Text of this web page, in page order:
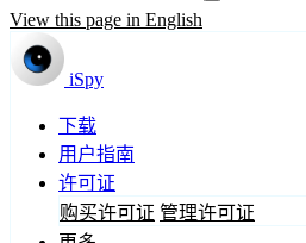
View this page in English
iSpy
下载
用户指南
许可证
购买许可证 管理许可证